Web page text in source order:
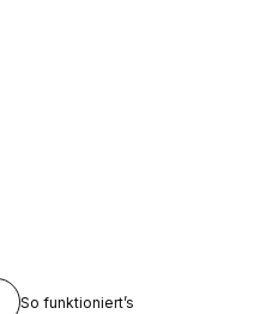
So funktioniert’s